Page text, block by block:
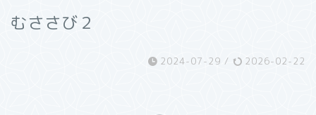
むささび２
2024-07-29 / 2026-02-22